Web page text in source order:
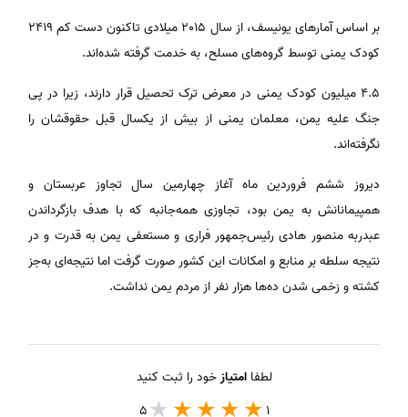
بر اساس آمارهای یونیسف، از سال 2015 میلادی تاکنون دست کم 2419
کودک یمنی توسط گروه‌های مسلح، به خدمت گرفته شده‌اند.
4.5 میلیون کودک یمنی در معرض ترک تحصیل قرار دارند، زیرا در پی
جنگ علیه یمن، معلمان یمنی از بیش از یکسال قبل حقوقشان را
نگرفته‌اند.
دیروز ششم فروردین ماه آغاز چهارمین سال تجاوز عربستان و
همپیمانانش به یمن بود، تجاوزی همه‌جانبه که با هدف بازگرداندن
عبدربه منصور هادی رئیس‌جمهور فراری و مستعفی یمن به قدرت و در
نتیجه سلطه بر منابع و امکانات این کشور صورت گرفت اما نتیجه‌ای به‌جز
کشته و زخمی شدن ده‌ها هزار نفر از مردم یمن نداشت.
لطفاامتیازخود را ثبت کنید
1
5